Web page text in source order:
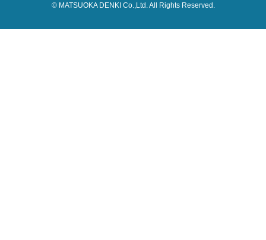
© MATSUOKA DENKI Co.,Ltd. All Rights Reserved.